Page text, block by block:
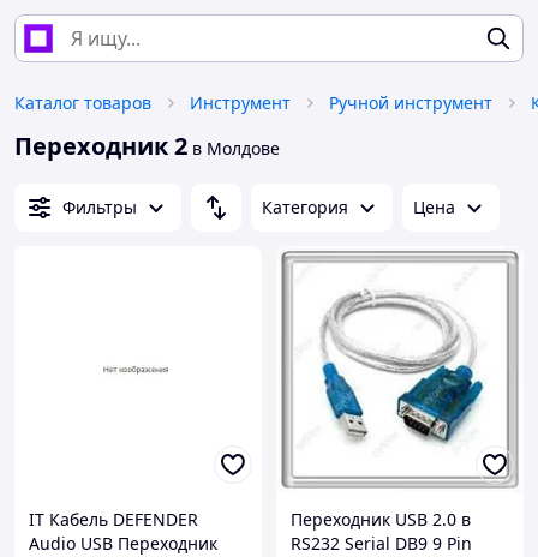
Каталог товаров Инструмент Ручной инструмент
Переходник 2 в Молдове
Фильтры Категория Цена
IT Кабель DEFENDER
Audio USB Переходник
Переходник USB 2.0 в
RS232 Serial DB9 9 Pin